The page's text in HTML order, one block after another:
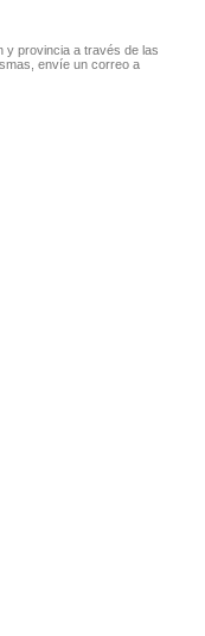
y provincia a través de las
envíe un correo a